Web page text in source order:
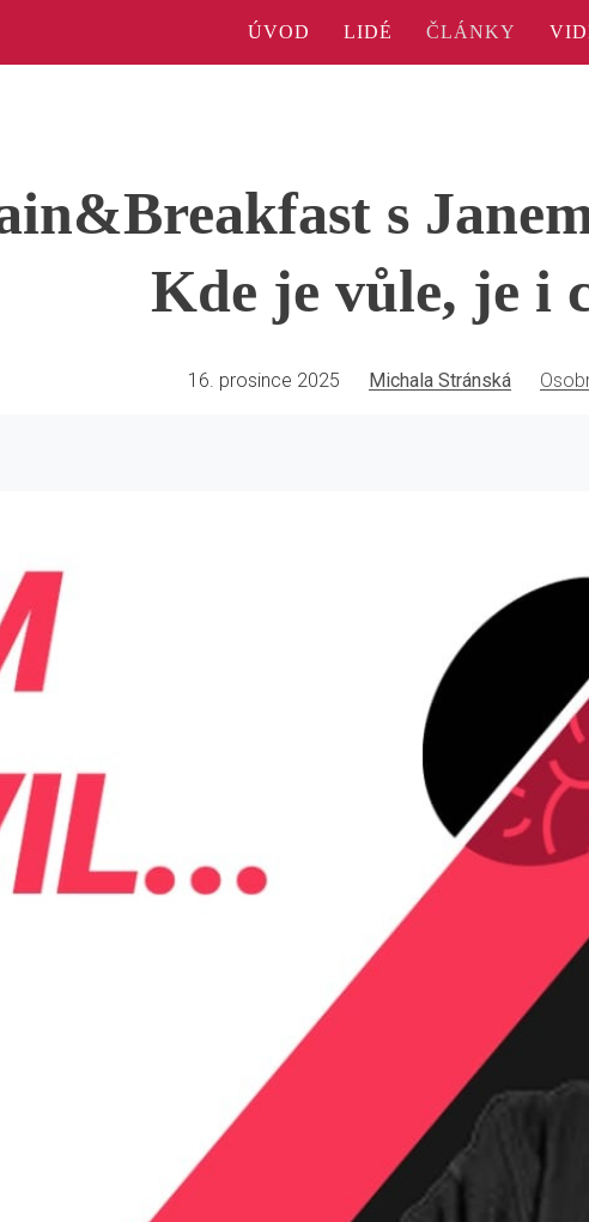
ÚVOD LIDÉ ČLÁNKY
s
Kde je vůle, je i
16. prosince 2025 Michala Stránská